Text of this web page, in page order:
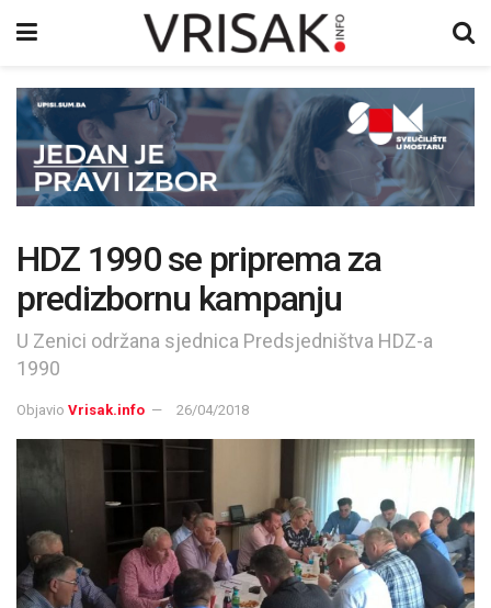
HDZ 1990 se priprema za
predizbornu kampanju
U Zenici održana sjednica Predsjedništva HDZ-a
1990
Objavio Vrisak.info 26/04/2018